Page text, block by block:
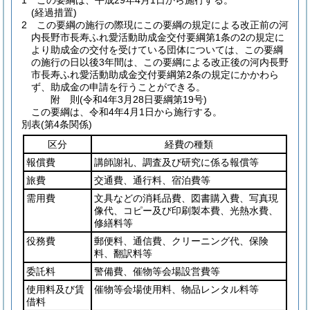
(経過措置)
2
この要綱の施行の際現にこの要綱の規定による改正前の河
内長野市長寿ふれ愛活動助成金交付要綱第1条の2の規定に
より助成金の交付を受けている団体については、この要綱
の施行の日以後3年間は、この要綱による改正後の河内長野
市長寿ふれ愛活動助成金交付要綱第2条の規定にかかわら
ず、助成金の申請を行うことができる。
附 則(令和4年3月28日要綱第19号)
この要綱は、令和4年4月1日から施行する。
別表(第4条関係)
区分
経費の種類
報償費
講師謝礼、調査及び研究に係る報償等
旅費
交通費、通行料、宿泊費等
需用費
文具などの消耗品費、図書購入費、写真現
像代、コピー及び印刷製本費、光熱水費、
修繕料等
役務費
郵便料、通信費、クリーニング代、保険
料、翻訳料等
委託料
警備費、催物等会場設営費等
使用料及び賃
借料
催物等会場使用料、物品レンタル料等